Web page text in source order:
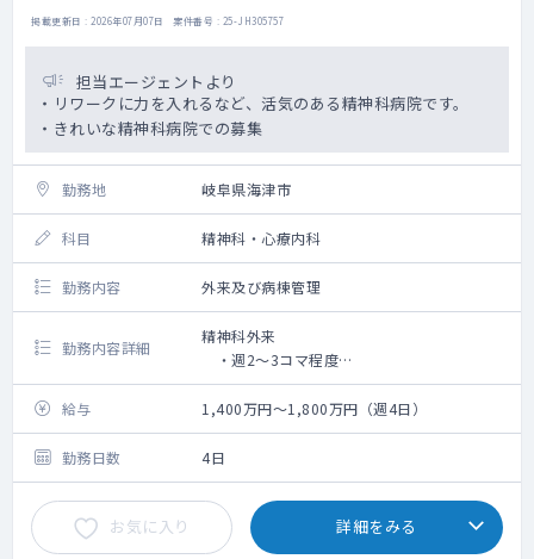
掲載更新日 : 2026年07月07日 案件番号 : 25-JH305757
担当エージェントより
・リワークに力を入れるなど、活気のある精神科病院です。
・きれいな精神科病院での募集
勤務地 岐阜県海津市
科目 精神科・心療内科
勤務内容 外来及び病棟管理
勤務内容詳細
精神科外来
・週2～3コマ程度
・1日20～30名程度の診療
病棟管理
・20名程度の主治医制
・主疾患：統合失調症・気分障害が中心
（認知症は少ないです）
※外来診療のみの勤務も可能です。
給与 1,400万円～1,800万円（週4日）
勤務日数 4日
お気に入り 詳細をみる